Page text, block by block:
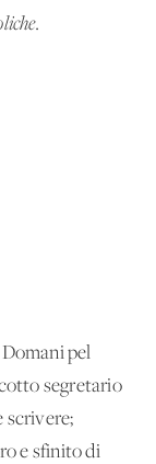
Domani pel
segretario
scrivere;
e sfinito di